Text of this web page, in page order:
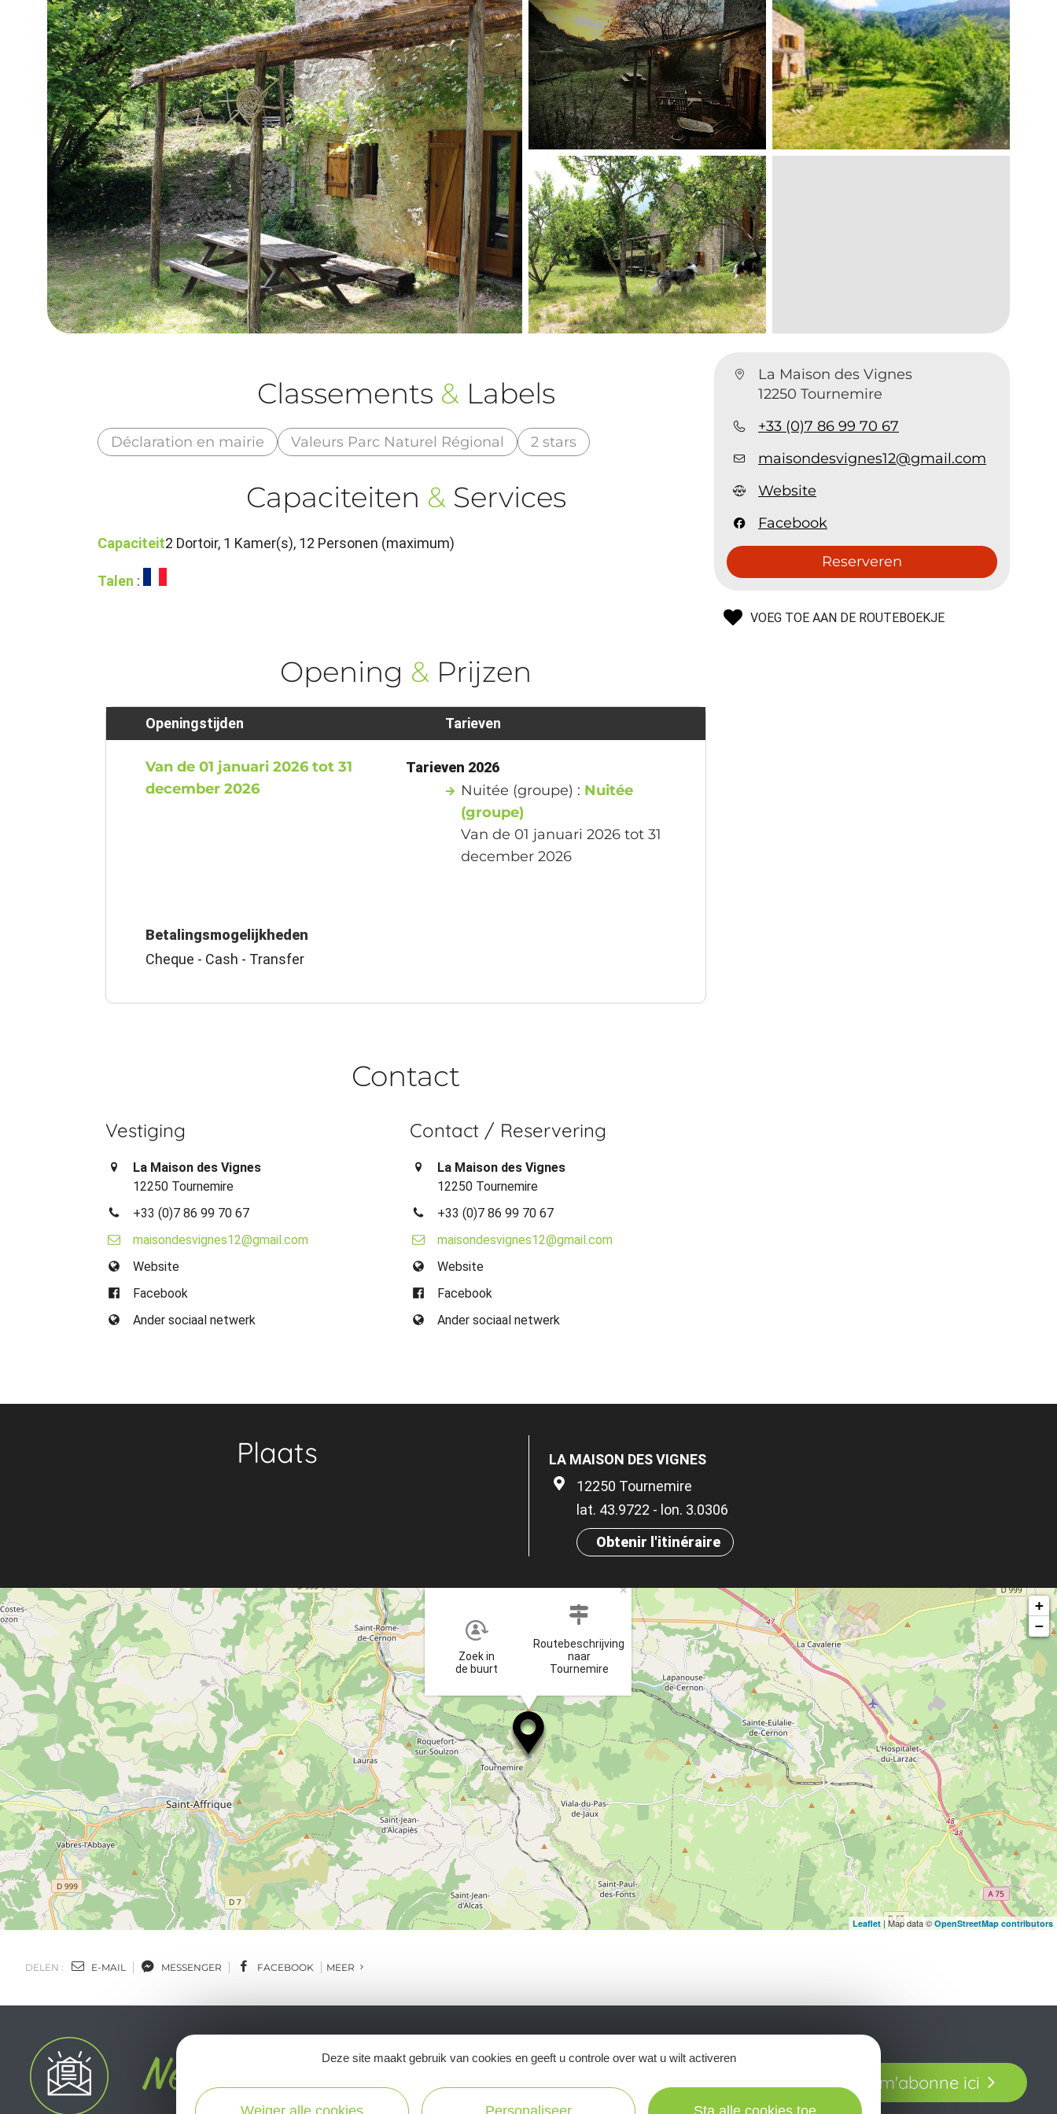
La Maison des Vignes
12250 Tournemire
+33 (0)7 86 99 70 67
maisondesvignes12@gmail.com
Website
Facebook
Reserveren
VOEG TOE AAN DE ROUTEBOEKJE
Classements & Labels
Déclaration en mairie Valeurs Parc Naturel Régional 2 stars
Capaciteiten & Services
Capaciteit2 Dortoir, 1 Kamer(s), 12 Personen (maximum)
Talen :
Opening & Prijzen
Openingstijden
Van de 01 januari 2026 tot 31
december 2026
Tarieven
Tarieven 2026
Nuitée (groupe) : Nuitée
(groupe)
Van de 01 januari 2026 tot 31
december 2026
Betalingsmogelijkheden
Cheque - Cash - Transfer
Contact
Vestiging
La Maison des Vignes
12250 Tournemire
+33 (0)7 86 99 70 67
maisondesvignes12@gmail.com
Website
Facebook
Ander sociaal netwerk
Contact / Reservering
La Maison des Vignes
12250 Tournemire
+33 (0)7 86 99 70 67
maisondesvignes12@gmail.com
Website
Facebook
Ander sociaal netwerk
Plaats
LA MAISON DES VIGNES
12250 Tournemire
lat. 43.9722 - lon. 3.0306
Obtenir l'itinéraire
Zoek in
de buurt
Routebeschrijving
naar
Tournemire
×
+
−
Leaflet | Map data © OpenStreetMap contributors
DELEN : E-MAIL MESSENGER FACEBOOK MEER
Ne manquez pas notre newsletter mensuelle et laissez-vous
inspirer pour profiter pleinement de votre séjour en Aveyron.
Je m'abonne ici
Deze site maakt gebruik van cookies en geeft u controle over wat u wilt activeren